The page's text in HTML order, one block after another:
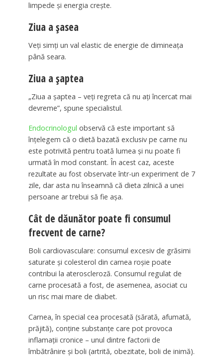
limpede și energia crește.
Ziua a șasea
Veți simți un val elastic de energie de dimineața
până seara.
Ziua a șaptea
„Ziua a șaptea – veți regreta că nu ați încercat mai
devreme”, spune specialistul.
Endocrinologul observă că este important să
înțelegem că o dietă bazată exclusiv pe carne nu
este potrivită pentru toată lumea și nu poate fi
urmată în mod constant. În acest caz, aceste
rezultate au fost observate într-un experiment de 7
zile, dar asta nu înseamnă că dieta zilnică a unei
persoane ar trebui să fie așa.
Cât de dăunător poate fi consumul
frecvent de carne?
Boli cardiovasculare: consumul excesiv de grăsimi
saturate și colesterol din carnea roșie poate
contribui la ateroscleroză. Consumul regulat de
carne procesată a fost, de asemenea, asociat cu
un risc mai mare de diabet.
Carnea, în special cea procesată (sărată, afumată,
prăjită), conține substanțe care pot provoca
inflamații cronice – unul dintre factorii de
îmbătrânire și boli (artrită, obezitate, boli de inimă).